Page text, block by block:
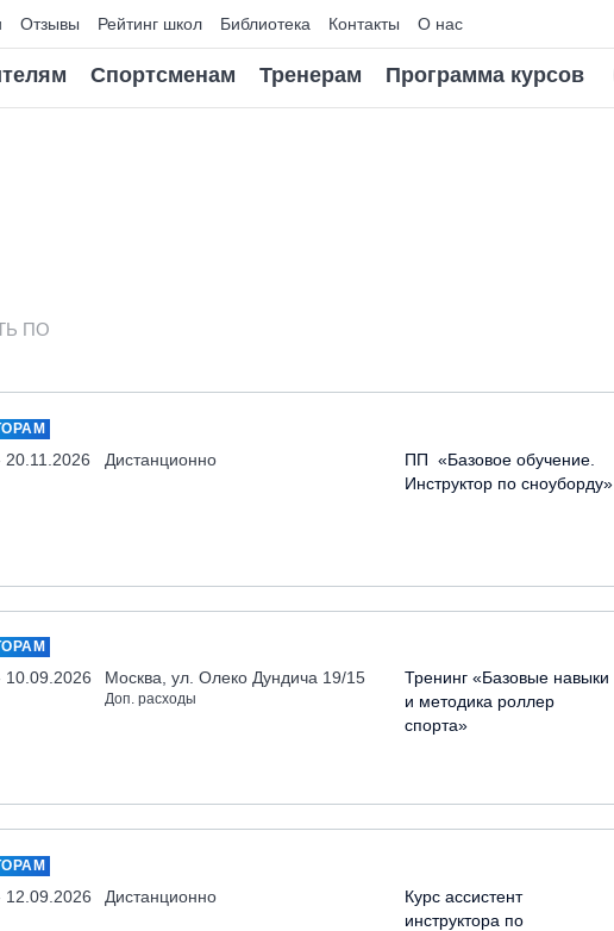
Отзывы Рейтинг школ Библиотека Контакты О нас
Спортсменам Тренерам Программа курсов
ПО
Дистанционно
ПП «Базовое обучение.
Инструктор по сноуборду»
10.09.2026 Москва, ул. Олеко Дундича 19/15
Доп. расходы
Тренинг «Базовые навыки
и методика роллер
спорта»
12.09.2026 Дистанционно
Курс ассистент
инструктора по